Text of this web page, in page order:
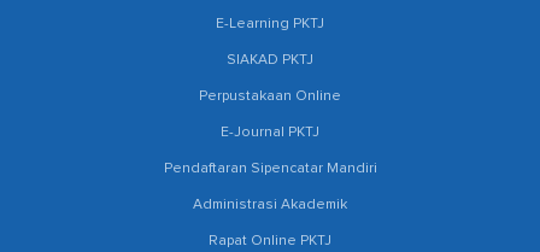
E-Learning PKTJ
SIAKAD PKTJ
Perpustakaan Online
E-Journal PKTJ
Pendaftaran Sipencatar Mandiri
Administrasi Akademik
Rapat Online PKTJ